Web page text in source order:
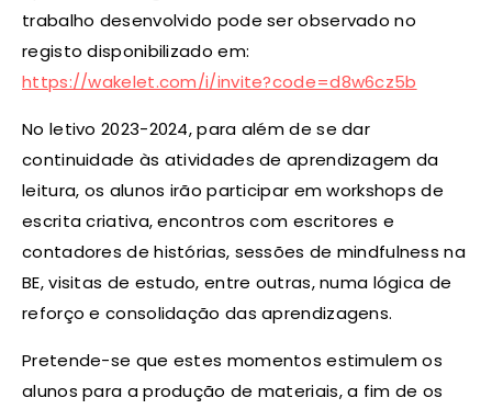
trabalho desenvolvido pode ser observado no
registo disponibilizado em:
https://wakelet.com/i/invite?code=d8w6cz5b
No letivo 2023-2024, para além de se dar
continuidade às atividades de aprendizagem da
leitura, os alunos irão participar em workshops de
escrita criativa, encontros com escritores e
contadores de histórias, sessões de mindfulness na
BE, visitas de estudo, entre outras, numa lógica de
reforço e consolidação das aprendizagens.
Pretende-se que estes momentos estimulem os
alunos para a produção de materiais, a fim de os